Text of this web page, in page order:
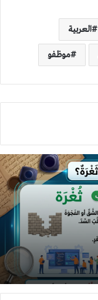
العربية
موظفو